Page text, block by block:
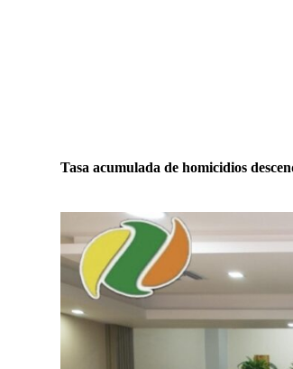
Tasa acumulada de homicidios